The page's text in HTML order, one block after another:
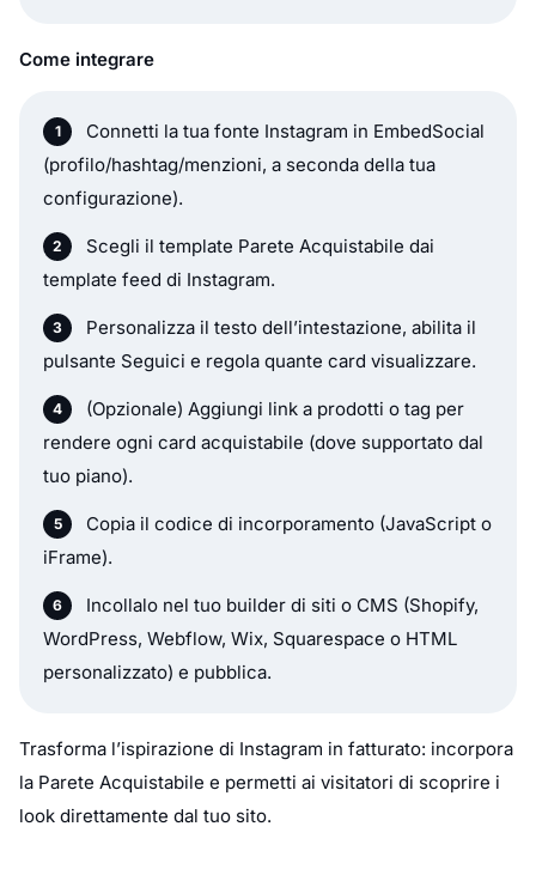
Come integrare
Connetti la tua fonte Instagram in EmbedSocial
(profilo/hashtag/menzioni, a seconda della tua
configurazione).
Scegli il template Parete Acquistabile dai
template feed di Instagram.
Personalizza il testo dell’intestazione, abilita il
pulsante Seguici e regola quante card visualizzare.
(Opzionale) Aggiungi link a prodotti o tag per
rendere ogni card acquistabile (dove supportato dal
tuo piano).
Copia il codice di incorporamento (JavaScript o
iFrame).
Incollalo nel tuo builder di siti o CMS (Shopify,
WordPress, Webflow, Wix, Squarespace o HTML
personalizzato) e pubblica.
Trasforma l’ispirazione di Instagram in fatturato: incorpora
la Parete Acquistabile e permetti ai visitatori di scoprire i
look direttamente dal tuo sito.